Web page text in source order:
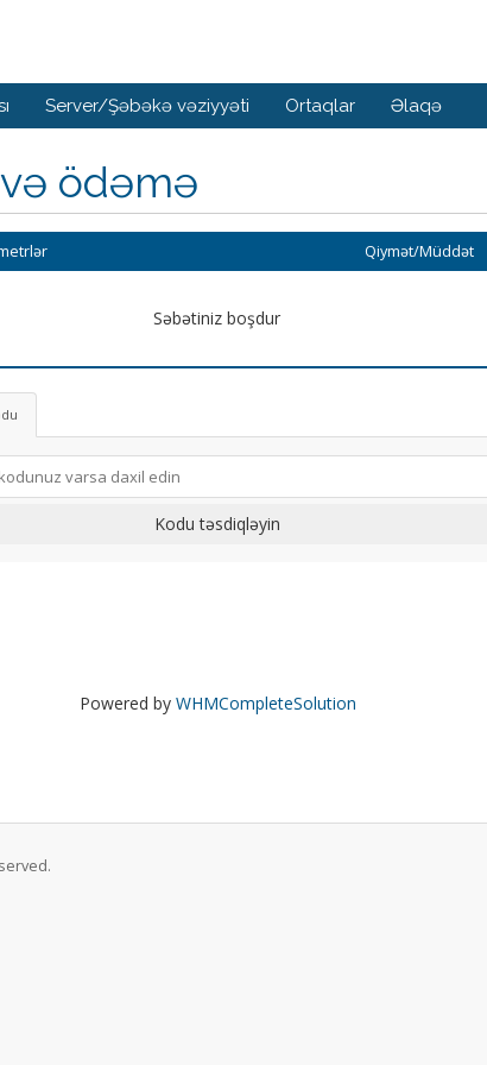
Server/Şəbəkə vəziyyəti Ortaqlar Əlaqə
və ödəmə
Qiymət/Müddət
Səbətiniz boşdur
Kodu təsdiqləyin
Powered by WHMCompleteSolution